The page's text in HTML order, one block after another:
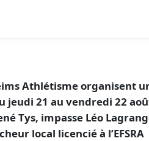
Athlétisme organisent
jeudi 21 au vendredi 22
Tys, impasse Léo
local licencié à l’EFSRA